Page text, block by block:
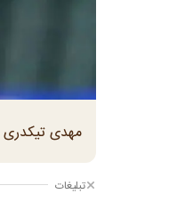
مهدی
تبلیغات